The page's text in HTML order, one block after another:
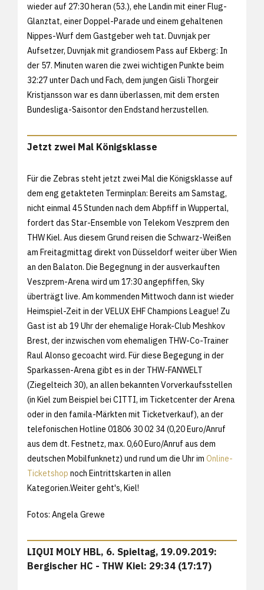
wieder auf 27:30 heran (53.), ehe Landin mit einer Flug-
Glanztat, einer Doppel-Parade und einem gehaltenen
Nippes-Wurf dem Gastgeber weh tat. Duvnjak per
Aufsetzer, Duvnjak mit grandiosem Pass auf Ekberg: In
der 57. Minuten waren die zwei wichtigen Punkte beim
32:27 unter Dach und Fach, dem jungen Gisli Thorgeir
Kristjansson war es dann überlassen, mit dem ersten
Bundesliga-Saisontor den Endstand herzustellen.
Jetzt zwei Mal Königsklasse
Für die Zebras steht jetzt zwei Mal die Königsklasse auf
dem eng getakteten Terminplan: Bereits am Samstag,
nicht einmal 45 Stunden nach dem Abpfiff in Wuppertal,
fordert das Star-Ensemble von Telekom Veszprem den
THW Kiel. Aus diesem Grund reisen die Schwarz-Weißen
am Freitagmittag direkt von Düsseldorf weiter über Wien
an den Balaton. Die Begegnung in der ausverkauften
Veszprem-Arena wird um 17:30 angepfiffen, Sky
überträgt live. Am kommenden Mittwoch dann ist wieder
Heimspiel-Zeit in der VELUX EHF Champions League! Zu
Gast ist ab 19 Uhr der ehemalige Horak-Club Meshkov
Brest, der inzwischen vom ehemaligen THW-Co-Trainer
Raul Alonso gecoacht wird. Für diese Begegung in der
Sparkassen-Arena gibt es in der THW-FANWELT
(Ziegelteich 30), an allen bekannten Vorverkaufsstellen
(in Kiel zum Beispiel bei CITTI, im Ticketcenter der Arena
oder in den famila-Märkten mit Ticketverkauf), an der
telefonischen Hotline 01806 30 02 34 (0,20 Euro/Anruf
aus dem dt. Festnetz, max. 0,60 Euro/Anruf aus dem
deutschen Mobilfunknetz) und rund um die Uhr im Online-
Ticketshop noch Eintrittskarten in allen
Kategorien.Weiter geht's, Kiel!
Fotos: Angela Grewe
LIQUI MOLY HBL, 6. Spieltag, 19.09.2019:
Bergischer HC - THW Kiel: 29:34 (17:17)